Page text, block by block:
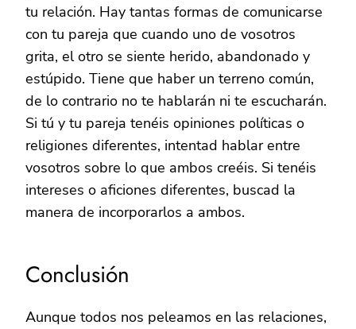
tu relación. Hay tantas formas de comunicarse
con tu pareja que cuando uno de vosotros
grita, el otro se siente herido, abandonado y
estúpido. Tiene que haber un terreno común,
de lo contrario no te hablarán ni te escucharán.
Si tú y tu pareja tenéis opiniones políticas o
religiones diferentes, intentad hablar entre
vosotros sobre lo que ambos creéis. Si tenéis
intereses o aficiones diferentes, buscad la
manera de incorporarlos a ambos.
Conclusión
Aunque todos nos peleamos en las relaciones,